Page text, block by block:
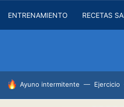
ENTRENAMIENTO RECETAS
HOY SE HABLA DE
Ayuno intermitente Ejercicio